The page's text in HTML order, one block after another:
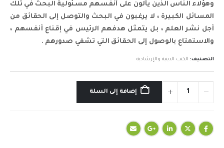
وهؤلاء الناس الذين يألون على أنفسهم مسئولية البحث في تلك
المسائل الكبيرة ، لا يرغبون في البحث والتوصل إلى الحقائق من
أجل نشر العلم ، بل يتمثل هدفهم الرئيس في إقناع أنفسهم ،
والاستمتاع بالوصول إلى الحقائق التي تشفي صدورهم .
التصنيف: الكتب الدينية والإرشادية
إضافة إلى السلة